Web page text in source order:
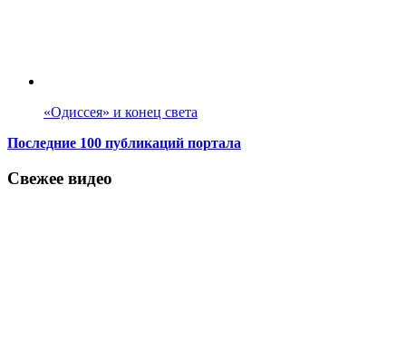
«Одиссея» и конец света
Последние 100 публикаций портала
Свежее видео